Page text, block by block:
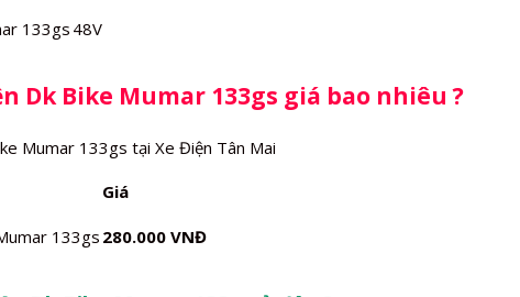
133gs 48V
Dk Bike Mumar 133gs giá bao nhiêu ?
Mumar 133gs tại Xe Điện Tân Mai
Giá
133gs 280.000 VNĐ